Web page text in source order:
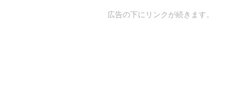
広告の下にリンクが続きます。